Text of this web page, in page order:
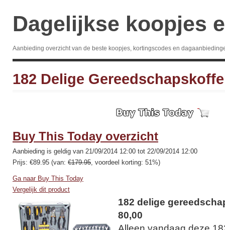
Dagelijkse koopjes
Aanbieding overzicht van de beste koopjes, kortingscodes en
182 Delige
Buy This Today overzicht
Aanbieding is geldig van 21/09/2014 12:00 tot 22/09/2014 12:00
Prijs: €89.95 (van: €179.95, voordeel korting: 51%)
Ga naar Buy This Today
Vergelijk dit product
182 delige
80,00